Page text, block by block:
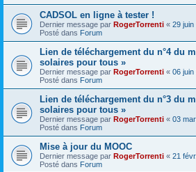
CADSOL en ligne à tester !
Dernier message par RogerTorrenti « 29 juin
Posté dans Forum
Lien de téléchargement du n°4 du
solaires pour tous »
Dernier message par RogerTorrenti « 06 juin
Posté dans Forum
Lien de téléchargement du n°3 du
solaires pour tous »
Dernier message par RogerTorrenti « 03
Posté dans Forum
Mise à jour du MOOC
Dernier message par RogerTorrenti « 21
Posté dans Forum